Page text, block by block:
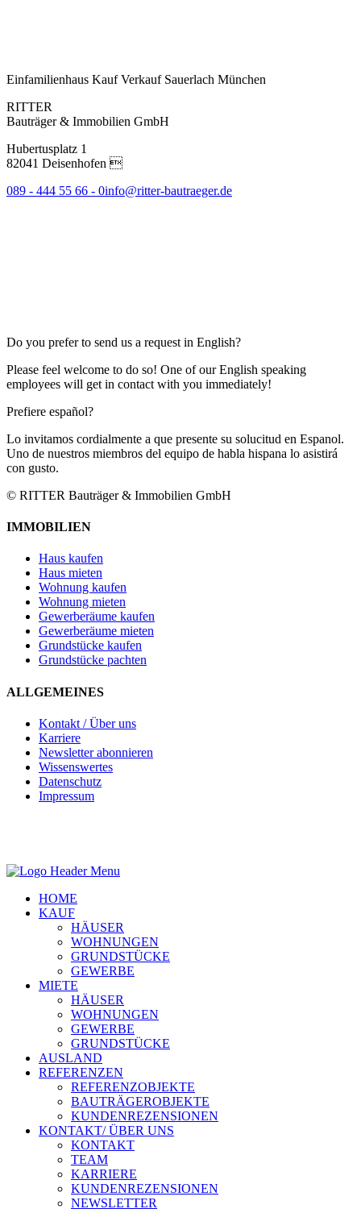
Einfamilienhaus Kauf Verkauf Sauerlach München
RITTER
Bauträger & Immobilien GmbH
Hubertusplatz 1
82041 Deisenhofen 
089 - 444 55 66 - 0info@ritter-bautraeger.de
Do you prefer to send us a request in English?
Please feel welcome to do so! One of our English speaking
employees will get in contact with you immediately!
Prefiere español?
Lo invitamos cordialmente a que presente su solucitud en Espanol.
Uno de nuestros miembros del equipo de habla hispana lo asistirá
con gusto.
© RITTER Bauträger & Immobilien GmbH
IMMOBILIEN
Haus kaufen
Haus mieten
Wohnung kaufen
Wohnung mieten
Gewerberäume kaufen
Gewerberäume mieten
Grundstücke kaufen
Grundstücke pachten
ALLGEMEINES
Kontakt / Über uns
Karriere
Newsletter abonnieren
Wissenswertes
Datenschutz
Impressum
HOME
KAUF
HÄUSER
WOHNUNGEN
GRUNDSTÜCKE
GEWERBE
MIETE
HÄUSER
WOHNUNGEN
GEWERBE
GRUNDSTÜCKE
AUSLAND
REFERENZEN
REFERENZOBJEKTE
BAUTRÄGEROBJEKTE
KUNDENREZENSIONEN
KONTAKT/ ÜBER UNS
KONTAKT
TEAM
KARRIERE
KUNDENREZENSIONEN
NEWSLETTER